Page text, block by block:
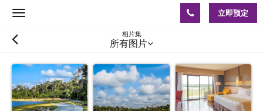
Toggle
立即预定
相片集
所有图片